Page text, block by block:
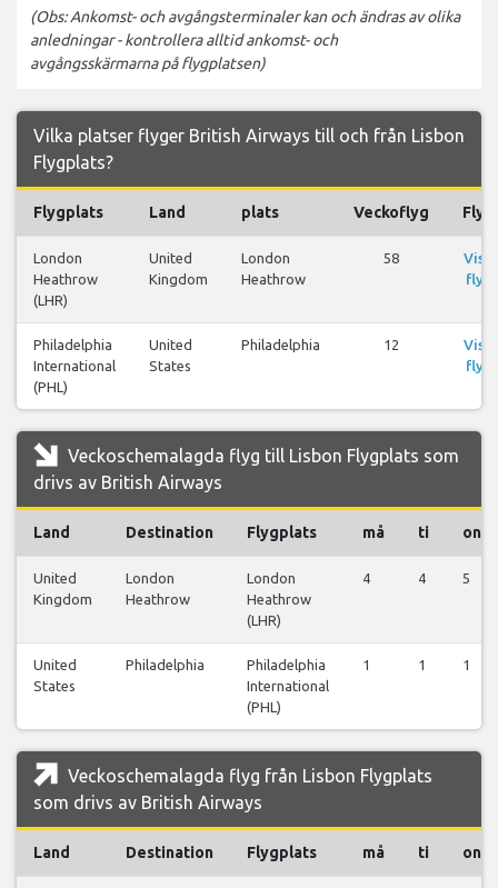
(Obs: Ankomst- och avgångsterminaler kan och ändras av olika
anledningar - kontrollera alltid ankomst- och
avgångsskärmarna på flygplatsen)
Vilka platser flyger British Airways till och från Lisbon
Flygplats?
Flygplats Land plats Veckoflyg Flyg
London
Heathrow
(LHR)
United
Kingdom
London
Heathrow
58
Visa
flyg
Philadelphia
International
(PHL)
United
States
Philadelphia 12
Visa
flyg
Veckoschemalagda flyg till Lisbon Flygplats som
drivs av British Airways
Land Destination Flygplats må ti on
United
Kingdom
London
Heathrow
London
Heathrow
(LHR)
4 4 5
United
States
Philadelphia
Philadelphia
International
(PHL)
1 1 1
Veckoschemalagda flyg från Lisbon Flygplats
som drivs av British Airways
Land Destination Flygplats må ti on